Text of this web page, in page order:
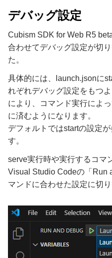
デバッグ設定
Cubism SDK for Web R5
合わせてデバッグ設定が切
た。
具体的には、launch.jsonに
れぞれデバッグ設定をもつ
により、コマンド実行によ
に済むようになります。
デフォルトではstartの設定
す。
serve実行時や実行するコマ
Visual Studio Codeの「Run
マンドに合わせた設定に切り